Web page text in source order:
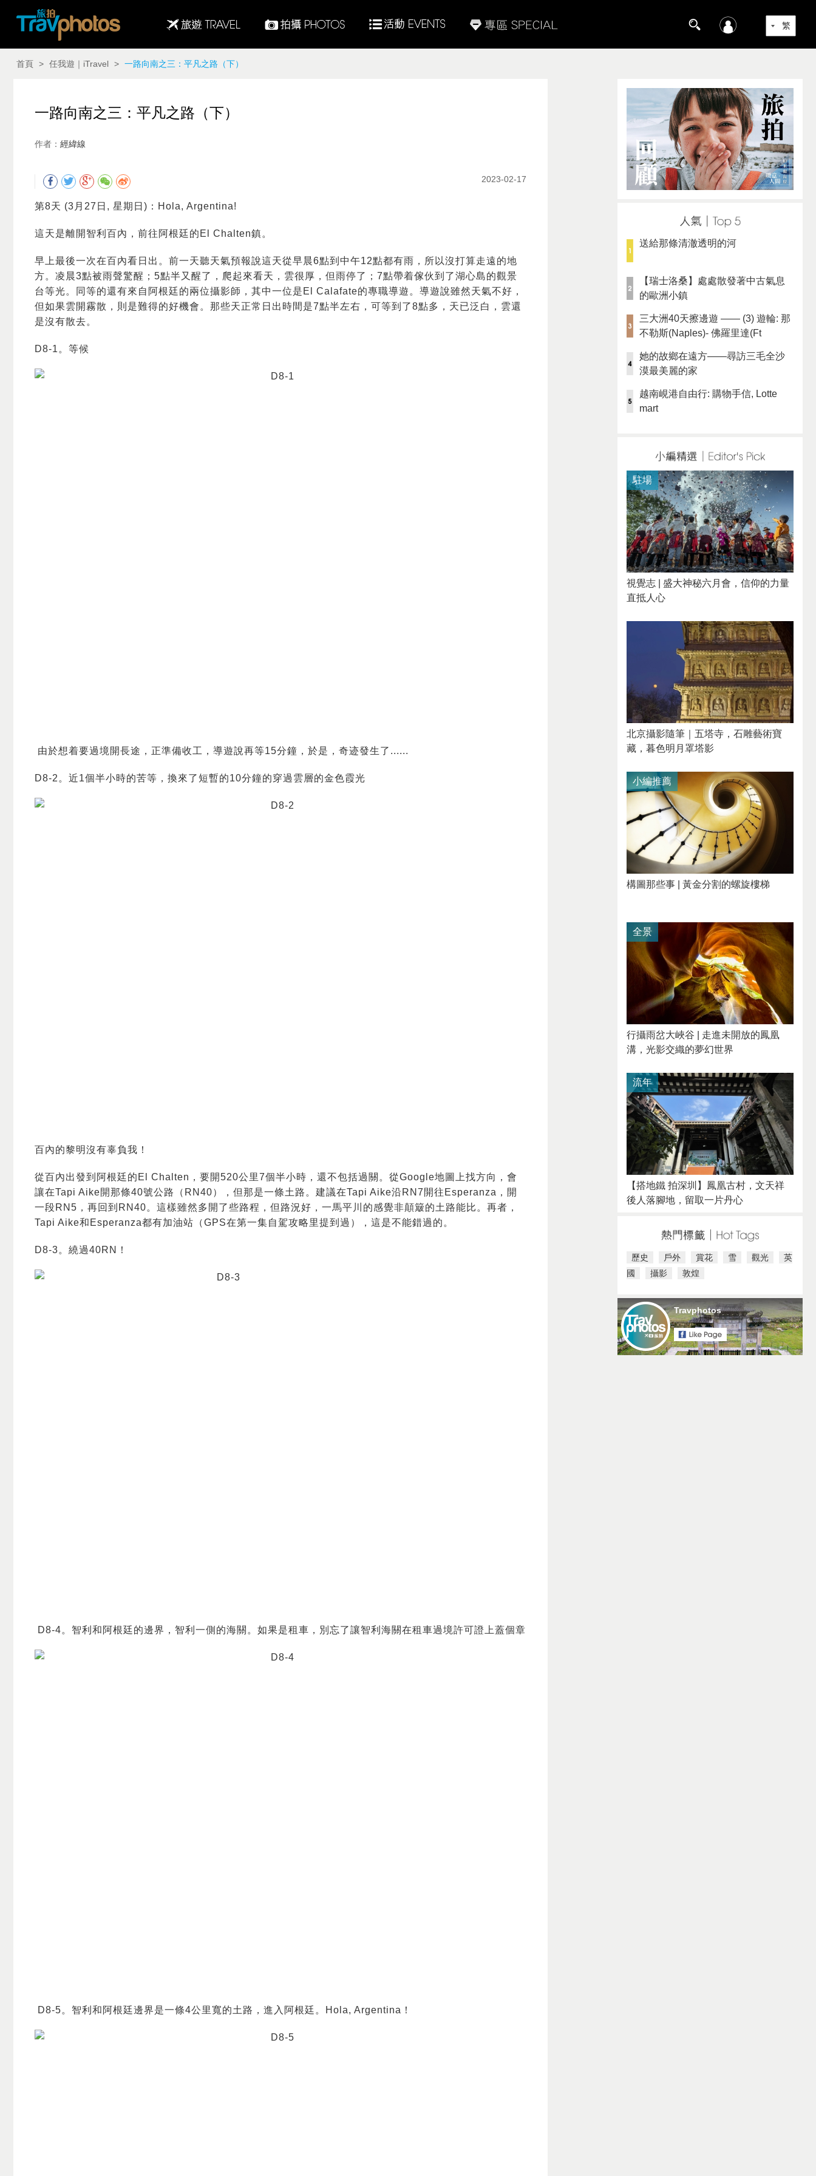
首頁 > 任我遊｜iTravel > 一路向南之三：平凡之路（下）
一路向南之三：平凡之路（下）
作者： 經緯線
2023-02-17
第8天 (3月27日, 星期日)：Hola, Argentina!
這天是離開智利百內，前往阿根廷的El Chalten鎮。
早上最後一次在百內看日出。前一天聽天氣預報說這天從早晨6點到中午12點都有雨，所以沒打算走遠的地
方。凌晨3點被雨聲驚醒；5點半又醒了，爬起來看天，雲很厚，但雨停了；7點帶着傢伙到了湖心島的觀景
台等光。同等的還有來自阿根廷的兩位攝影師，其中一位是El Calafate的專職導遊。導遊說雖然天氣不好，
但如果雲開霧散，則是難得的好機會。那些天正常日出時間是7點半左右，可等到了8點多，天已泛白，雲還
是沒有散去。
D8-1。等候
由於想着要過境開長途，正準備收工，導遊說再等15分鐘，於是，奇迹發生了......
D8-2。近1個半小時的苦等，換來了短暫的10分鐘的穿過雲層的金色霞光
百內的黎明沒有辜負我！
從百內出發到阿根廷的El Chalten，要開520公里7個半小時，還不包括過關。從Google地圖上找方向，會
讓在Tapi Aike開那條40號公路（RN40），但那是一條土路。建議在Tapi Aike沿RN7開往Esperanza，開
一段RN5，再回到RN40。這樣雖然多開了些路程，但路況好，一馬平川的感覺非顛簸的土路能比。再者，
Tapi Aike和Esperanza都有加油站（GPS在第一集自駕攻略里提到過），這是不能錯過的。
D8-3。繞過40RN！
D8-4。智利和阿根廷的邊界，智利一側的海關。如果是租車，別忘了讓智利海關在租車過境許可證上蓋個章
D8-5。智利和阿根廷邊界是一條4公里寬的土路，進入阿根廷。Hola, Argentina！
送給那條清澈透明的河
【瑞士洛桑】處處散發著中古氣息
的歐洲小鎮
三大洲40天擦邊遊 —— (3) 遊輪: 那
不勒斯(Naples)- 佛羅里達(Ft
她的故鄉在遠方——尋訪三毛全沙
漠最美麗的家
越南峴港自由行: 購物手信, Lotte
mart
視覺志 | 盛大神秘六月會，信仰的力量
直抵人心
駐場
北京攝影隨筆｜​五塔寺，石雕藝術寶
藏，暮色明月罩塔影
構圖那些事 | 黃金分割的螺旋樓梯
小編推薦
行攝雨岔大峽谷 | 走進未開放的鳳凰
溝，光影交織的夢幻世界
全景
【搭地鐵 拍深圳】鳳凰古村，文天祥
後人落腳地，留取一片丹心
流年
歷史 戶外 賞花 雪 觀光
英
國
攝影 敦煌
Travphotos